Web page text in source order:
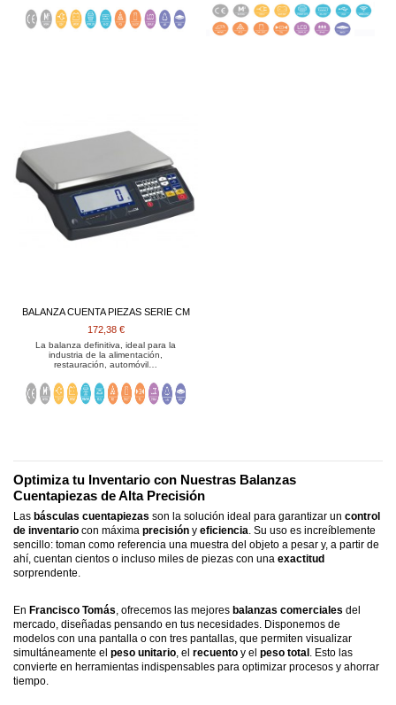
BALANZA CUENTA PIEZAS SERIE CM
172,38 €
La balanza definitiva, ideal para la
industria de la alimentación,
restauración, automóvil…
Optimiza tu Inventario con Nuestras Balanzas
Cuentapiezas de Alta Precisión
Las básculas cuentapiezas son la solución ideal para garantizar un control
de inventario con máxima precisión y eficiencia. Su uso es increíblemente
sencillo: toman como referencia una muestra del objeto a pesar y, a partir de
ahí, cuentan cientos o incluso miles de piezas con una exactitud
sorprendente.
En Francisco Tomás, ofrecemos las mejores balanzas comerciales del
mercado, diseñadas pensando en tus necesidades. Disponemos de
modelos con una pantalla o con tres pantallas, que permiten visualizar
simultáneamente el peso unitario, el recuento y el peso total. Esto las
convierte en herramientas indispensables para optimizar procesos y ahorrar
tiempo.